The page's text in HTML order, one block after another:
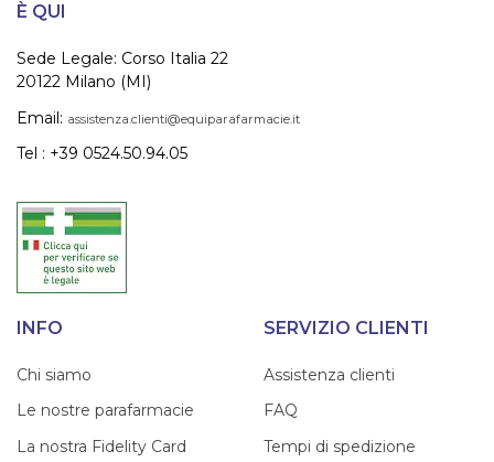
È QUI
Sede Legale: Corso Italia 22
20122 Milano (MI)
Email: assistenza.clienti@equiparafarmacie.it
Tel : +39 0524.50.94.05
INFO
Chi siamo
Le nostre parafarmacie
La nostra Fidelity Card
SERVIZIO CLIENTI
Assistenza clienti
FAQ
Tempi di spedizione